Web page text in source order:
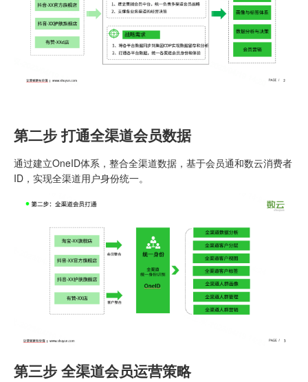
第二步 打通全渠道会员数据
通过建立OneID体系，整合全渠道数据，基于会员通和数云消费者
ID，实现全渠道用户身份统一。
第三步 全渠道会员运营策略